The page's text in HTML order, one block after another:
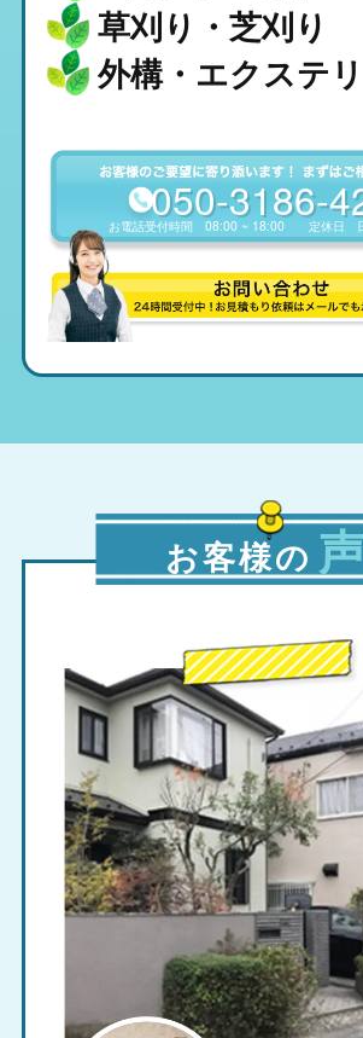
草刈り・芝刈り
外構・エクステ
050-3186-
お電話受付時間08:00 ~ 18:00 定休日
お客様の